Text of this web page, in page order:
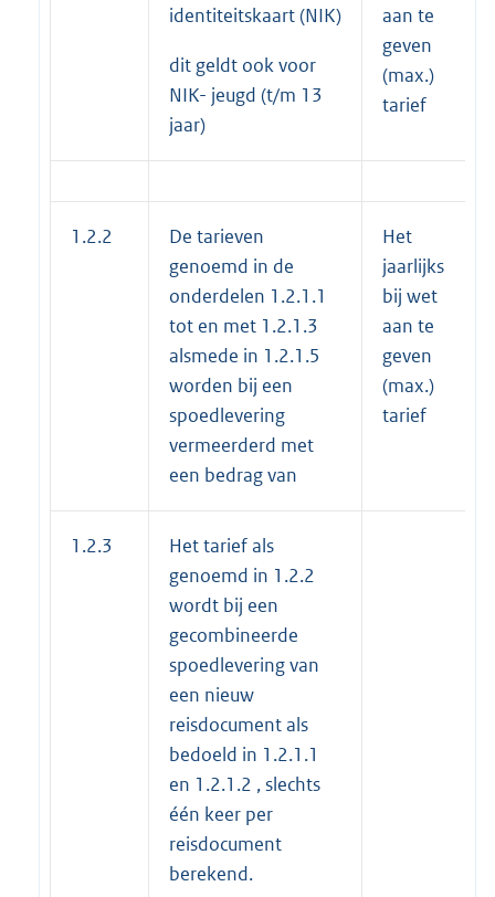
identiteitskaart (NIK)
dit geldt ook voor
NIK- jeugd (t/m 13
jaar)
aan te
geven
(max.)
tarief
1.2.2
De tarieven
genoemd in de
onderdelen 1.2.1.1
tot en met 1.2.1.3
alsmede in 1.2.1.5
worden bij een
spoedlevering
vermeerderd met
een bedrag van
Het
jaarlijks
bij wet
aan te
geven
(max.)
tarief
1.2.3
Het tarief als
genoemd in 1.2.2
wordt bij een
gecombineerde
spoedlevering van
een nieuw
reisdocument als
bedoeld in 1.2.1.1
en 1.2.1.2 , slechts
één keer per
reisdocument
berekend.